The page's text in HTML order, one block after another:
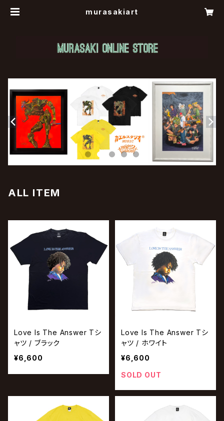
murasakiart
ALL ITEM
Love Is The Answer Tシ
ャツ / ブラック
¥6,600
Love Is The Answer Tシ
ャツ / ホワイト
¥6,600
SOLD OUT